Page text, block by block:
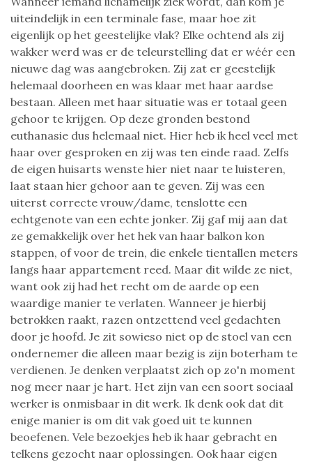
uiteindelijk in een terminale fase, maar hoe zit
eigenlijk op het geestelijke vlak? Elke ochtend als zij
wakker werd was er de teleurstelling dat er wéér een
nieuwe dag was aangebroken. Zij zat er geestelijk
helemaal doorheen en was klaar met haar aardse
bestaan. Alleen met haar situatie was er totaal geen
gehoor te krijgen. Op deze gronden bestond
euthanasie dus helemaal niet. Hier heb ik heel veel met
haar over gesproken en zij was ten einde raad. Zelfs
de eigen huisarts wenste hier niet naar te luisteren,
laat staan hier gehoor aan te geven. Zij was een
uiterst correcte vrouw/dame, tenslotte een
echtgenote van een echte jonker. Zij gaf mij aan dat
ze gemakkelijk over het hek van haar balkon kon
stappen, of voor de trein, die enkele tientallen meters
langs haar appartement reed. Maar dit wilde ze niet,
want ook zij had het recht om de aarde op een
waardige manier te verlaten. Wanneer je hierbij
betrokken raakt, razen ontzettend veel gedachten
door je hoofd. Je zit sowieso niet op de stoel van een
ondernemer die alleen maar bezig is zijn boterham te
verdienen. Je denken verplaatst zich op zo'n moment
nog meer naar je hart. Het zijn van een soort sociaal
werker is onmisbaar in dit werk. Ik denk ook dat dit
enige manier is om dit vak goed uit te kunnen
beoefenen. Vele bezoekjes heb ik haar gebracht en
telkens gezocht naar oplossingen. Ook haar eigen